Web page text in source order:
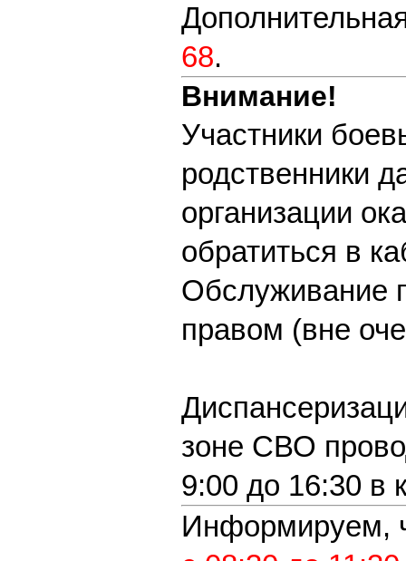
68.
Внимание!
Участники
родственники
организации
обратиться в
Обслуживание
правом (вне
зоне СВО
9:00 до 16:30 в
Информируем,